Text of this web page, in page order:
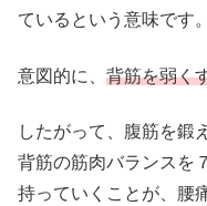
ているという意味です。
意図的に、 背筋を弱く
したがって、腹筋を鍛
背筋の筋肉バランスを
持っていくことが、腰